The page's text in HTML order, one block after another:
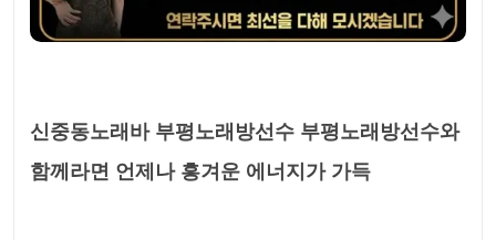
신중동노래바 부평노래방선수 부평노래방선수와
함께라면 언제나 흥겨운 에너지가 가득